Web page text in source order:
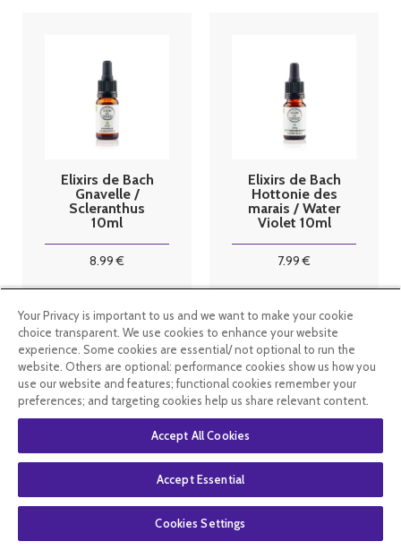
Elixirs de Bach
Gnavelle /
Scleranthus
10ml
8.99 €
En stock
Elixirs de Bach
Hottonie des
marais / Water
Violet 10ml
7.99 €
En stock
Your Privacy is important to us and we want to make your cookie
choice transparent. We use cookies to enhance your website
experience. Some cookies are essential/ not optional to run the
website. Others are optional: performance cookies show us how you
use our website and features; functional cookies remember your
preferences; and targeting cookies help us share relevant content.
Accept All Cookies
Accept Essential
Cookies Settings